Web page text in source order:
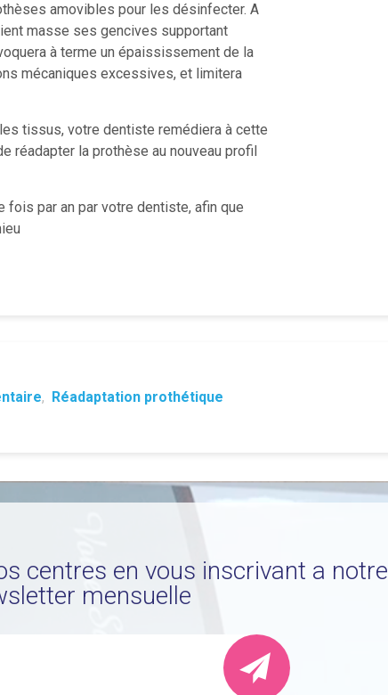
amovibles pour les désinfecter. A
masse ses gencives supportant
à terme un épaississement de la
mécaniques excessives, et limitera
tissus, votre dentiste remédiera à cette
réadapter la prothèse au nouveau profil
par an par votre dentiste, afin que
, Réadaptation prothétique
centres en vous inscrivant a notre
mensuelle